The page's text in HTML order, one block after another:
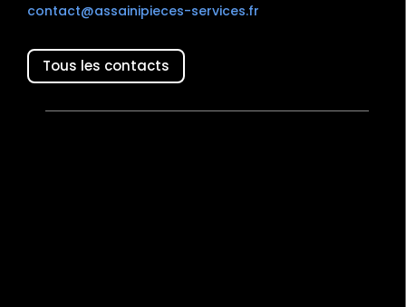
contact@assainipieces-services.fr
Tous les contacts